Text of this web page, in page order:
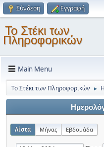
Σύνδεση Εγγραφή
Το Στέκι των
Πληροφορικών
Main Menu
Το Στέκι των Πληροφορικών ►
Λίστα Μήνας Εβδομάδα